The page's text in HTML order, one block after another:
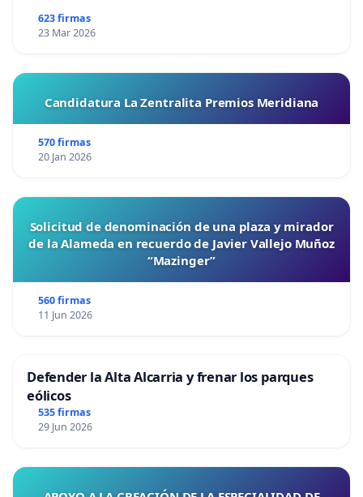
623 firmas
23 Mar 2026
Candidatura La Zentralita Premios Meridiana
570 firmas
20 Jan 2026
Solicitud de denominación de una plaza y mirador
de la Alameda en recuerdo de Javier Vallejo Muñoz
“Mazinger”
560 firmas
11 Jun 2026
Defender la Alta Alcarria y frenar los parques
eólicos
535 firmas
29 Jun 2026